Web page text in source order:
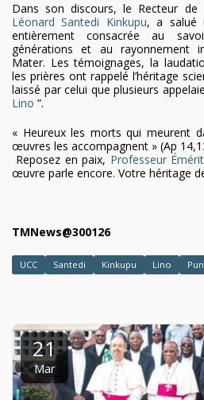
Dans son discours, le Recteur de
Léonard Santedi Kinkupu, a salué
entièrement consacrée au
générations et au rayonnement
Mater. Les témoignages, la
les prières ont rappelé l’héritage
laissé par celui que plusieurs
Lino ”.
« Heureux les morts qui meurent
œuvres les accompagnent » (Ap
Reposez en paix, Professeur
œuvre parle encore. Votre héritage
TMNews@300126
UCC Santedi Kinkupu Lino
21
Mar